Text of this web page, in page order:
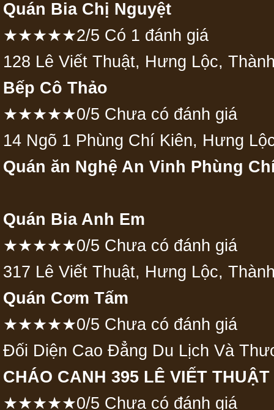
Quán Bia Chị Nguyệt
★★★★★2/5 Có 1 đánh giá
128 Lê Viết Thuật, Hưng Lộc,
Bếp Cô Thảo
★★★★★0/5 Chưa có đánh giá
14 Ngõ 1 Phùng Chí Kiên, Hưng
Quán ăn Nghệ An Vinh Phùng
Quán Bia Anh Em
★★★★★0/5 Chưa có đánh giá
317 Lê Viết Thuật, Hưng Lộc,
Quán Cơm Tấm
★★★★★0/5 Chưa có đánh giá
Đối Diện Cao Đẳng Du Lịch Và
CHÁO CANH 395 LÊ VIẾT THUẬT
★★★★★0/5 Chưa có đánh giá